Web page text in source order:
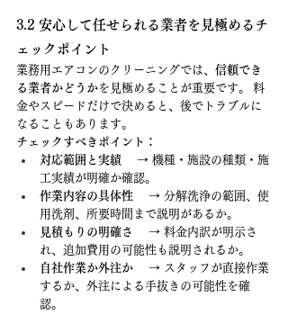
3.2 安心して任せられる業者を見極めるチ
ェックポイント
業務用エアコンのクリーニングでは、 信頼でき
る業者かどうかを見極めることが重要です。 料
金やスピードだけで決めると、後でトラブルに
なることもあります。
チェックすべきポイント：
対応範囲と実績 → 機種・施設の種類・施
工実績が明確か確認。
作業内容の具体性 → 分解洗浄の範囲、使
用洗剤、所要時間まで説明があるか。
見積もりの明確さ
→ 料金内訳が明示さ
れ、追加費用の可能性も説明されるか。
自社作業か外注か → スタッフが直接作業
するか、外注による手抜きの可能性を確
認。